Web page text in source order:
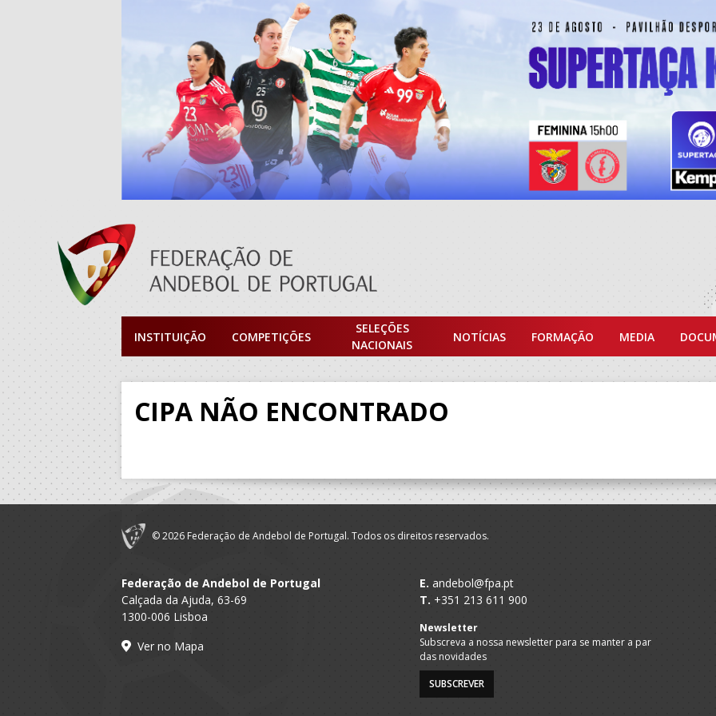
INSTITUIÇÃO COMPETIÇÕES
SELEÇÕES
NACIONAIS
NOTÍCIAS FORMAÇÃO MEDIA
CIPA NÃO ENCONTRADO
© 2026 Federação de Andebol de Portugal. Todos os direitos reservados.
Federação de Andebol de Portugal
Calçada da Ajuda, 63-69
1300-006 Lisboa
Ver no Mapa
E. andebol@fpa.pt
T. +351 213 611 900
Newsletter
Subscreva a nossa newsletter para se manter a par
das novidades
SUBSCREVER